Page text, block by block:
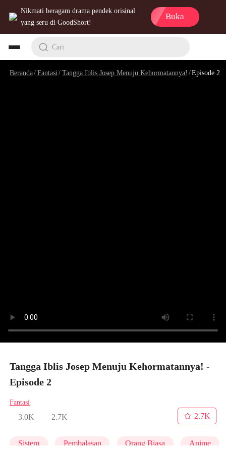
Nikmati beragam drama pendek orisinal
yang seru di GoodShort!
Buka
Cari
Beranda/Fantasi /Tangga Iblis Josep Menuju Kehormatannya! /Episode 2
Tangga Iblis Josep Menuju Kehormatannya! -
Episode 2
Fantasi
3.0K 2.7K
2.7K
Sistem Pembalasan Orang Biasa Anime